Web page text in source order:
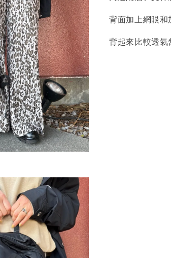
背面加上網眼和
背起來比較透氣